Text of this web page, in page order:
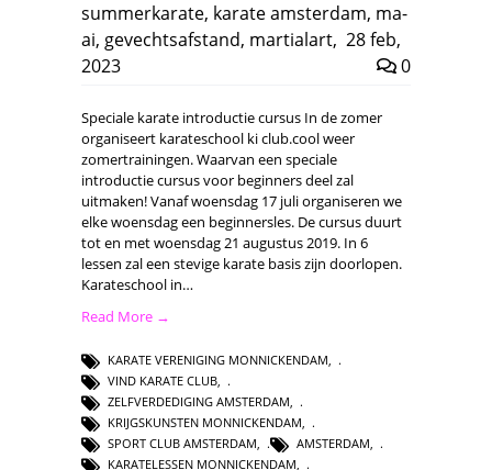
summerkarate, karate amsterdam, ma-
ai, gevechtsafstand, martialart, 28 feb,
2023
0
Speciale karate introductie cursus In de zomer
organiseert karateschool ki club.cool weer
zomertrainingen. Waarvan een speciale
introductie cursus voor beginners deel zal
uitmaken! Vanaf woensdag 17 juli organiseren we
elke woensdag een beginnersles. De cursus duurt
tot en met woensdag 21 augustus 2019. In 6
lessen zal een stevige karate basis zijn doorlopen.
Karateschool in…
Read More →
KARATE VERENIGING MONNICKENDAM,
VIND KARATE CLUB,
ZELFVERDEDIGING AMSTERDAM,
KRIJGSKUNSTEN MONNICKENDAM,
SPORT CLUB AMSTERDAM, AMSTERDAM,
KARATELESSEN MONNICKENDAM,